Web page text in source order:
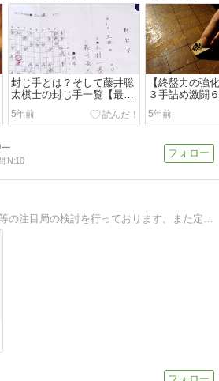
封じ手とは？そして藤井聡
太棋士の封じ手一覧【最新
版】
5年前
【終盤力の強
３手詰め激闘
内に解けるか？
5年前
IN:10
タイトル戦やNHK杯等の注目局の検討を行っております。また定跡研究、創作次の一手・詰将棋、自戦記も不定期に掲載します。